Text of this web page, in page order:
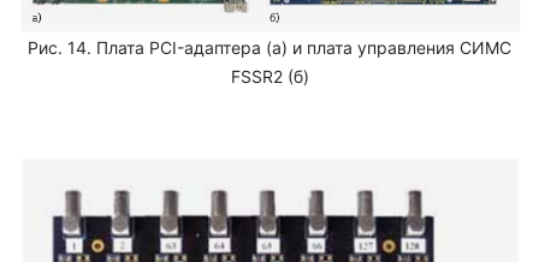
Рис. 14. Плата PCI-адаптера (а) и плата управления СИМС
FSSR2 (б)